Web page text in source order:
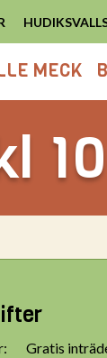
MECK
Gratis